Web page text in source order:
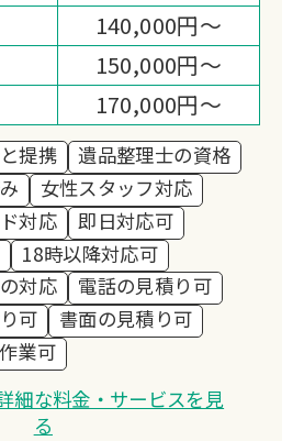
ます。
骨董品の買取・回収で
たお品を次の価値へと生
その一部を ユニセフ募
る活動を続けておりま
やがて子どもたちの未
なる。
」を生み出せること
りです。
ているのは、「困ったと
出していただける存
140,000円～
150,000円～
170,000円～
提携
遺品整理士の資格
女性スタッフ対応
対応
即日対応可
18時以降対応可
対応
電話の見積り可
可
書面の見積り可
業可
細な料金・サービスを見
る